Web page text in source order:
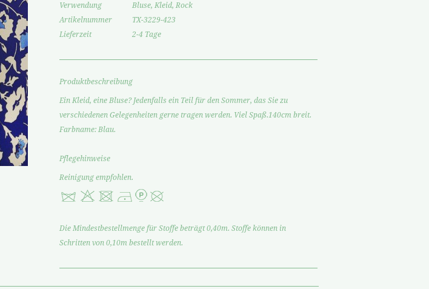
Verwendung
Bluse, Kleid, Rock
Artikelnummer
TX-3229-423
Lieferzeit
2-4 Tage
Produktbeschreibung
Ein Kleid, eine Bluse? Jedenfalls ein Teil für den Sommer, das Sie zu
verschiedenen Gelegenheiten gerne tragen werden. Viel Spaß.140cm breit.
Farbname: Blau.
Pflegehinweise
Reinigung empfohlen.
Die Mindestbestellmenge für Stoffe beträgt 0,40m. Stoffe können in
Schritten von 0,10m bestellt werden.